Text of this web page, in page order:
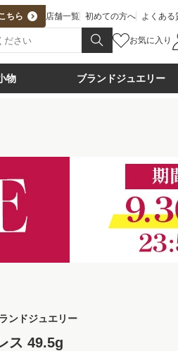
ちら 店舗一覧 初めての方へ よくある
お気に入り
物 ブランドジュエリー
ンドジュエリー
ス 49.5g